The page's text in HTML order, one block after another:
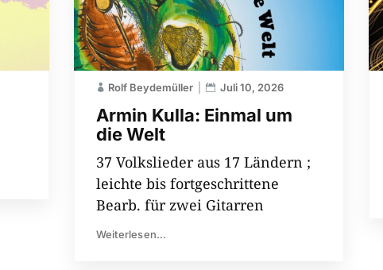
Armin Kulla: Einmal um
die Welt
Rolf Beydemüller Juli 10, 2026
37 Volkslieder aus 17 Ländern ;
leichte bis fortgeschrittene
Bearb. für zwei Gitarren
Weiterlesen...